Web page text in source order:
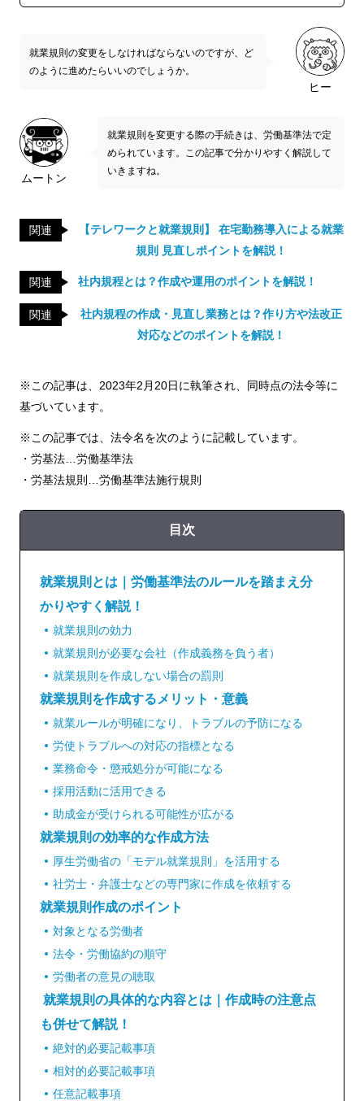
ヒー
就業規則の変更をしなければならないのですが、ど
のように進めたらいいのでしょうか。
ムートン
就業規則を変更する際の手続きは、労働基準法で定
められています。この記事で分かりやすく解説して
いきますね。
関連
【テレワークと就業規則】 在宅勤務導入による就業
規則 見直しポイントを解説！
関連 社内規程とは？作成や運用のポイントを解説！
関連
社内規程の作成・見直し業務とは？作り方や法改正
対応などのポイントを解説！
※この記事は、2023年2月20日に執筆され、同時点の法令等に
基づいています。
※この記事では、法令名を次のように記載しています。
・労基法…労働基準法
・労基法規則…労働基準法施行規則
目次
就業規則とは｜労働基準法のルールを踏まえ分
かりやすく解説！
就業規則の効力
就業規則が必要な会社（作成義務を負う者）
就業規則を作成しない場合の罰則
就業規則を作成するメリット・意義
就業ルールが明確になり、トラブルの予防になる
労使トラブルへの対応の指標となる
業務命令・懲戒処分が可能になる
採用活動に活用できる
助成金が受けられる可能性が広がる
就業規則の効率的な作成方法
厚生労働省の「モデル就業規則」を活用する
社労士・弁護士などの専門家に作成を依頼する
就業規則作成のポイント
対象となる労働者
法令・労働協約の順守
労働者の意見の聴取
就業規則の具体的な内容とは｜作成時の注意点
も併せて解説！
絶対的必要記載事項
相対的必要記載事項
任意記載事項